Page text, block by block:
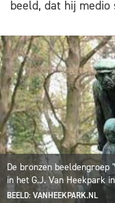
beeld, dat hij
De bronzen
in het G.J. Van Heekpark
BEELD: VANHEEKPARK.NL